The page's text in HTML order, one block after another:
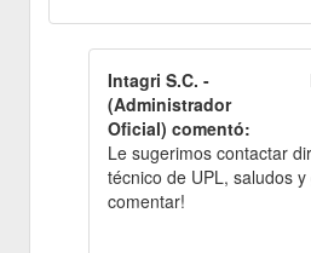
Intagri S.C. -
(Administrador
Oficial) comentó:
Le sugerimos contactar
técnico de UPL, saludos
comentar!